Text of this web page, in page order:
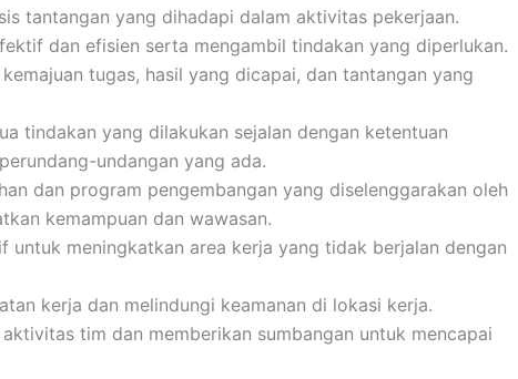
tantangan yang dihadapi dalam aktivitas pekerjaan.
dan efisien serta mengambil tindakan yang diperlukan.
tugas, hasil yang dicapai, dan tantangan yang
tindakan yang dilakukan sejalan dengan ketentuan
undangan yang ada.
dan program pengembangan yang diselenggarakan oleh
kemampuan dan wawasan.
untuk meningkatkan area kerja yang tidak berjalan dengan
kerja dan melindungi keamanan di lokasi kerja.
tim dan memberikan sumbangan untuk mencapai